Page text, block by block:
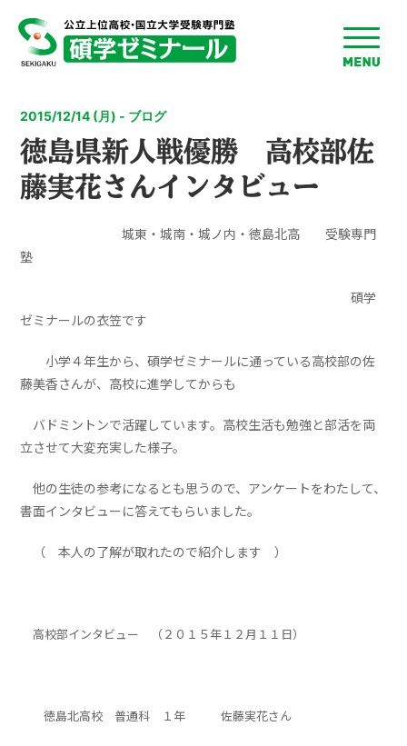
toggle
menu
2015/12/14 (月) - ブログ
徳島県新人戦優勝 高校部佐
藤実花さんインタビュー
城東・城南・城ノ内・徳島北高 受験専門
塾
碩学
ゼミナールの衣笠です
小学４年生から、碩学ゼミナールに通っている高校部の佐
藤美香さんが、高校に進学してからも
バドミントンで活躍しています。高校生活も勉強と部活を両
立させて大変充実した様子。
他の生徒の参考になるとも思うので、アンケートをわたして、
書面インタビューに答えてもらいました。
（ 本人の了解が取れたので紹介します ）
高校部インタビュー （２０１５年１２月１１日）
徳島北高校 普通科 １年 佐藤実花さん